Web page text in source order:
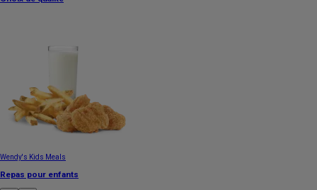
Wendy's Kids Meals
Repas pour enfants